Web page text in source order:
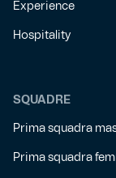
Experience
Hospitality
SQUADRE
Prima squadra
Prima squadra